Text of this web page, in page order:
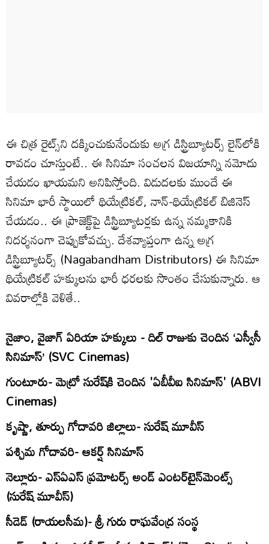
ఈ చిత్ర రైట్స్‌ని దక్కించుకునేందుకు అగ్ర డిస్ట్రిబ్యూటర్స్‌ లైన్‌లోకి
రావడం చూస్తుంటే.. ఈ సినిమా సంచలన విజయాన్ని నమోదు
చేయడం ఖాయమని అనిపిస్తోంది. విడుదలకు ముందే ఈ
సినిమా భారీ స్థాయిలో థియేట్రికల్, నాన్-థియేట్రికల్ బిజినెస్
చేయడం.. ఈ ప్రాజెక్ట్‌పై డిస్ట్రిబ్యూటర్లకు ఉన్న నమ్మకానికి
నిదర్శనంగా చెప్పుకోవచ్చు. దేశవ్యాప్తంగా ఉన్న అగ్ర
డిస్ట్రిబ్యూటర్స్ (Nagabandham Distributors) ఈ సినిమా
థియేట్రికల్ హక్కులను భారీ ధరలకు సొంతం చేసుకున్నారు. ఆ
వివరాల్లోకి వెళితే..
నైజాం, వైజాగ్ ఏరియా హక్కులు - దిల్ రాజుకు చెందిన ‘ఎస్వీసీ
సినిమాస్’ (SVC Cinemas)
గుంటూరు- మెట్రో సురేష్‌కి చెందిన 'ఏబీవీఐ సినిమాస్' (ABVI
Cinemas)
కృష్ణా, తూర్పు గోదావరి జిల్లాలు- సురేష్ మూవీస్
పశ్చిమ గోదావరి- ఆకర్ష్ సినిమాస్
నెల్లూరు- ఎస్ఏఎస్ ప్రమోటర్స్ అండ్ ఎంటర్‌టైన్‌మెంట్స్
(సురేష్ మూవీస్)
సీడెడ్ (రాయలసీమ)- శ్రీ గురు రాఘవేంద్ర సంస్థ